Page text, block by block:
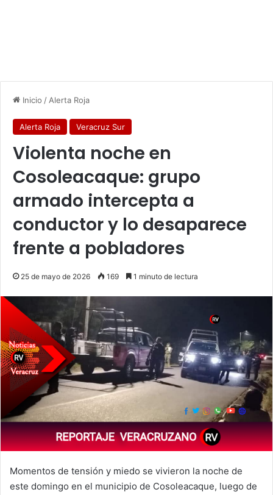
Inicio / Alerta Roja
Alerta Roja Veracruz Sur
Violenta noche en
Cosoleacaque: grupo
armado intercepta a
conductor y lo desaparece
frente a pobladores
25 de mayo de 2026 169 1 minuto de lectura
Momentos de tensión y miedo se vivieron la noche de
este domingo en el municipio de Cosoleacaque, luego de